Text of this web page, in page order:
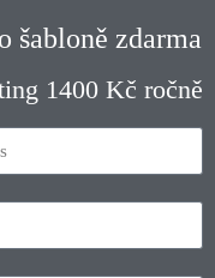
šabloně zdarma
1400 Kč ročně